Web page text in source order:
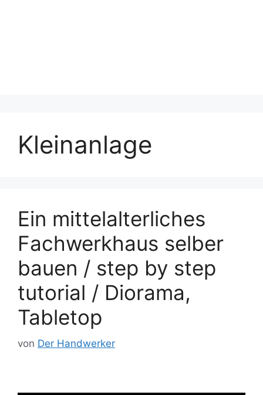
Kleinanlage
Ein mittelalterliches
Fachwerkhaus selber
bauen / step by step
tutorial / Diorama,
Tabletop
von Der Handwerker